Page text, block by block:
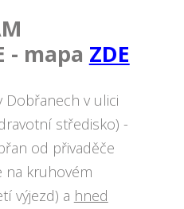
- mapa ZDE
Dobřanech v ulici
středisko) -
od přivaděče
na kruhovém
výjezd) a hned